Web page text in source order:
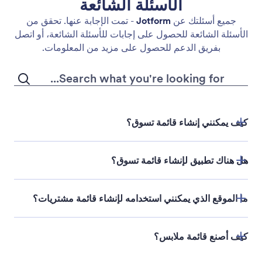
الأسئلة الشائعة
جميع أسئلتك عنJotform - تمت الإجابة عنها. تحقق من
الأسئلة الشائعة للحصول على إجابات للأسئلة الشائعة، أو اتصل
بفريق الدعم للحصول على مزيد من المعلومات.
كيف يمكنني إنشاء قائمة تسوق؟
أنشئ تطبيق قائمة التسوق من الصفر أو خصص قالب
بالسحب والإفلات من Jotform
هل هناك تطبيق لإنشاء قائمة تسوق؟
ما الموقع الذي يمكنني استخدامه لإنشاء قائمة مشتريات؟
كيف أصنع قائمة ملابس؟